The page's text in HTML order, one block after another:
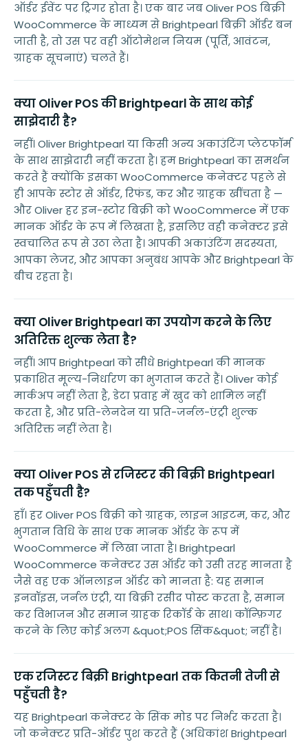
ऑर्डर ईवेंट पर ट्रिगर होता है। एक बार जब Oliver POS बिक्री
WooCommerce के माध्यम से Brightpearl बिक्री ऑर्डर बन
जाती है, तो उस पर वही ऑटोमेशन नियम (पूर्ति, आवंटन,
ग्राहक सूचनाएं) चलते हैं।
क्या Oliver POS की Brightpearl के साथ कोई
साझेदारी है?
नहीं। Oliver Brightpearl या किसी अन्य अकाउंटिंग प्लेटफॉर्म
के साथ साझेदारी नहीं करता है। हम Brightpearl का समर्थन
करते हैं क्योंकि इसका WooCommerce कनेक्टर पहले से
ही आपके स्टोर से ऑर्डर, रिफंड, कर और ग्राहक खींचता है —
और Oliver हर इन-स्टोर बिक्री को WooCommerce में एक
मानक ऑर्डर के रूप में लिखता है, इसलिए वही कनेक्टर इसे
स्वचालित रूप से उठा लेता है। आपकी अकाउंटिंग सदस्यता,
आपका लेजर, और आपका अनुबंध आपके और Brightpearl के
बीच रहता है।
क्या Oliver Brightpearl का उपयोग करने के लिए
अतिरिक्त शुल्क लेता है?
नहीं। आप Brightpearl को सीधे Brightpearl की मानक
प्रकाशित मूल्य-निर्धारण का भुगतान करते हैं। Oliver कोई
मार्कअप नहीं लेता है, डेटा प्रवाह में खुद को शामिल नहीं
करता है, और प्रति-लेनदेन या प्रति-जर्नल-एंट्री शुल्क
अतिरिक्त नहीं लेता है।
क्या Oliver POS से रजिस्टर की बिक्री Brightpearl
तक पहुँचती है?
हाँ। हर Oliver POS बिक्री को ग्राहक, लाइन आइटम, कर, और
भुगतान विधि के साथ एक मानक ऑर्डर के रूप में
WooCommerce में लिखा जाता है। Brightpearl
WooCommerce कनेक्टर उस ऑर्डर को उसी तरह मानता है
जैसे वह एक ऑनलाइन ऑर्डर को मानता है: यह समान
इनवॉइस, जर्नल एंट्री, या बिक्री रसीद पोस्ट करता है, समान
कर विभाजन और समान ग्राहक रिकॉर्ड के साथ। कॉन्फ़िगर
करने के लिए कोई अलग &quot;POS सिंक&quot; नहीं है।
एक रजिस्टर बिक्री Brightpearl तक कितनी तेजी से
पहुँचती है?
यह Brightpearl कनेक्टर के सिंक मोड पर निर्भर करता है।
जो कनेक्टर प्रति-ऑर्डर पुश करते हैं (अधिकांश Brightpearl